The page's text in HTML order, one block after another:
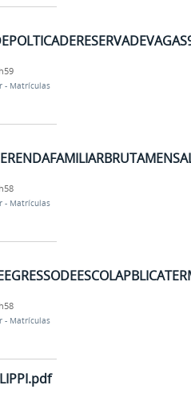
- Matrículas
- Matrículas
- Matrículas